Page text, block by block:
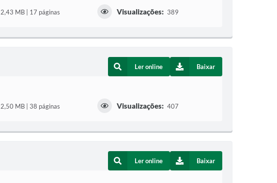
2,43 MB | 17 páginas Visualizações: 389
Ler online Baixar
2,50 MB | 38 páginas Visualizações: 407
Ler online Baixar